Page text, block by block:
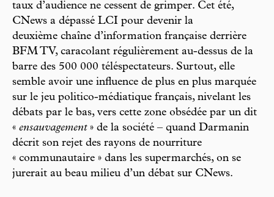
taux d’audience ne cessent de grimper. Cet été,
CNews a dépassé LCI pour devenir la
deuxième chaîne d’information française derrière
BFM TV, caracolant régulièrement au-dessus de la
barre des 500 000 téléspectateurs. Surtout, elle
semble avoir une influence de plus en plus marquée
sur le jeu politico-médiatique français, nivelant les
débats par le bas, vers cette zone obsédée par un dit
« ensauvagement» de la société – quand Darmanin
décrit son rejet des rayons de nourriture
« communautaire » dans les supermarchés, on se
jurerait au beau milieu d’un débat sur CNews.